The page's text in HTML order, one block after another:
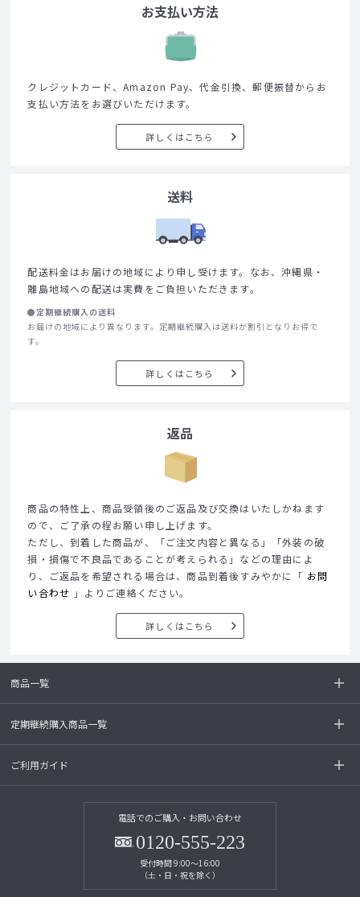
お支払い方法
クレジットカード、Amazon Pay、代金引換、郵便振替からお
支払い方法をお選びいただけます。
詳しくはこちら
送料
配送料金はお届けの地域により申し受けます。なお、沖縄県・
離島地域への配送は実費をご負担いただきます。
●定期継続購入の送料
お届けの地域により異なります。定期継続購入は送料が割引となりお得で
す。
詳しくはこちら
返品
商品の特性上、商品受領後のご返品及び交換はいたしかねます
ので、ご了承の程お願い申し上げます。
ただし、到着した商品が、「ご注文内容と異なる」「外装の破
損・損傷で不良品であることが考えられる」などの理由によ
り、ご返品を希望される場合は、商品到着後すみやかに「 お問
い合わせ 」よりご連絡ください。
詳しくはこちら
商品一覧
定期継続購入商品一覧
ご利用ガイド
電話でのご購入・お問い合わせ
0120-555-223
受付時間 9:00～16:00
（土・日・祝を除く）